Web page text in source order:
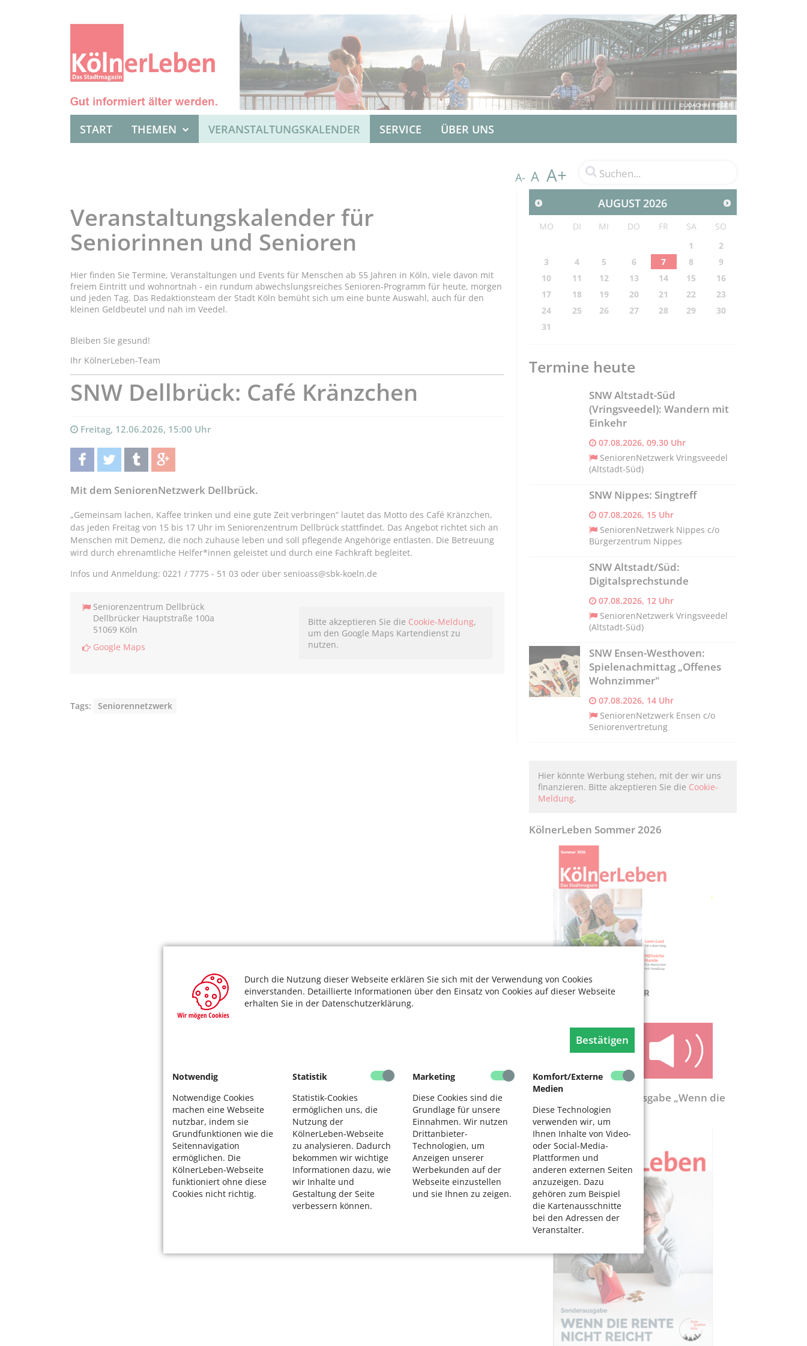
Durch die Nutzung dieser Webseite erklären Sie sich mit der Verwendung von Cookies
einverstanden. Detaillierte Informationen über den Einsatz von Cookies auf dieser Webseite
erhalten Sie in der Datenschutzerklärung.
Bestätigen
Notwendig
Notwendige Cookies
machen eine Webseite
nutzbar, indem sie
Grundfunktionen wie die
Seitennavigation
ermöglichen. Die
KölnerLeben-Webseite
funktioniert ohne diese
Cookies nicht richtig.
Statistik
Statistik-Cookies
ermöglichen uns, die
Nutzung der
KölnerLeben-Webseite
zu analysieren. Dadurch
bekommen wir wichtige
Informationen dazu, wie
wir Inhalte und
Gestaltung der Seite
verbessern können.
Marketing
Diese Cookies sind die
Grundlage für unsere
Einnahmen. Wir nutzen
Drittanbieter-
Technologien, um
Anzeigen unserer
Werbekunden auf der
Webseite einzustellen
und sie Ihnen zu zeigen.
Komfort/Externe
Medien
Diese Technologien
verwenden wir, um
Ihnen Inhalte von Video-
oder Social-Media-
Plattformen und
anderen externen Seiten
anzuzeigen. Dazu
gehören zum Beispiel
die Kartenausschnitte
bei den Adressen der
Veranstalter.
START THEMEN VERANSTALTUNGSKALENDER SERVICE ÜBER UNS
A- A A+
Veranstaltungskalender für
Seniorinnen und Senioren
Hier finden Sie Termine, Veranstaltungen und Events für Menschen ab 55 Jahren in Köln, viele davon mit
freiem Eintritt und wohnortnah - ein rundum abwechslungsreiches Senioren-Programm für heute, morgen
und jeden Tag. Das Redaktionsteam der Stadt Köln bemüht sich um eine bunte Auswahl, auch für den
kleinen Geldbeutel und nah im Veedel.
Bleiben Sie gesund!
Ihr KölnerLeben-Team
SNW Dellbrück: Café Kränzchen
Freitag, 12.06.2026, 15:00 Uhr
teilentwittern teilen teilen
Mit dem SeniorenNetzwerk Dellbrück.
„Gemeinsam lachen, Kaffee trinken und eine gute Zeit verbringen“ lautet das Motto des Café Kränzchen,
das jeden Freitag von 15 bis 17 Uhr im Seniorenzentrum Dellbrück stattfindet. Das Angebot richtet sich an
Menschen mit Demenz, die noch zuhause leben und soll pflegende Angehörige entlasten. Die Betreuung
wird durch ehrenamtliche Helfer*innen geleistet und durch eine Fachkraft begleitet.
Infos und Anmeldung: 0221 / 7775 - 51 03 oder über senioass@sbk-koeln.de
Seniorenzentrum Dellbrück
Dellbrücker Hauptstraße 100a
51069 Köln
Google Maps
Bitte akzeptieren Sie die Cookie-Meldung,
um den Google Maps Kartendienst zu
nutzen.
Tags: Seniorennetzwerk
AUGUST2026
MO DI MI DO FR SA
SO
1
2
3
4 5 6 7 8
9
10
11 12 13 14 15
16
17
18 19 20 21 22
23
24
25 26 27 28 29
30
31
Termine heute
SNW Altstadt-Süd
(Vringsveedel): Wandern mit
Einkehr
07.08.2026, 09.30 Uhr
SeniorenNetzwerk Vringsveedel
(Altstadt-Süd)
SNW Nippes: Singtreff
07.08.2026, 15 Uhr
SeniorenNetzwerk Nippes c/o
Bürgerzentrum Nippes
SNW Altstadt/Süd:
Digitalsprechstunde
07.08.2026, 12 Uhr
SeniorenNetzwerk Vringsveedel
(Altstadt-Süd)
SNW Ensen-Westhoven:
Spielenachmittag „Offenes
Wohnzimmer"
07.08.2026, 14 Uhr
SeniorenNetzwerk Ensen c/o
Seniorenvertretung
Hier könnte Werbung stehen, mit der wir uns
finanzieren. Bitte akzeptieren Sie die Cookie-
Meldung.
KölnerLeben Sommer 2026
KölnerLeben-Sonderausgabe „Wenn die
Rente nicht reicht“